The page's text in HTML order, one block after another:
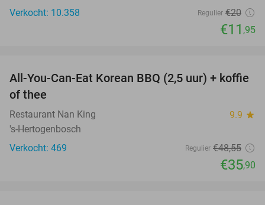
Verkocht: 10.358
Regulier €20
€11 ,95
26%
All-You-Can-Eat Korean BBQ (2,5 uur) + koffie
of thee
Restaurant Nan King 9.9 star
's-Hertogenbosch
Verkocht: 469
Regulier €48,55
€35,90